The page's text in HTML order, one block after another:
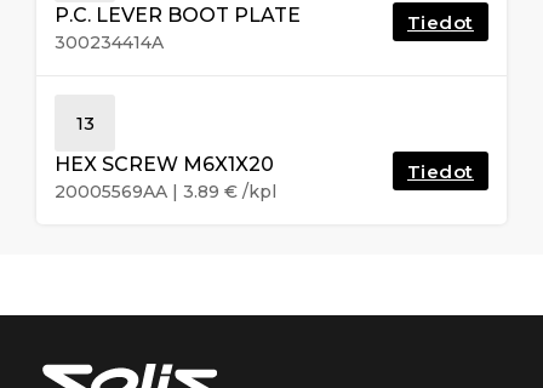
P.C. LEVER BOOT PLATE
300234414A
Tiedot
13
HEX SCREW M6X1X20
20005569AA | 3.89 € /kpl
Tiedot